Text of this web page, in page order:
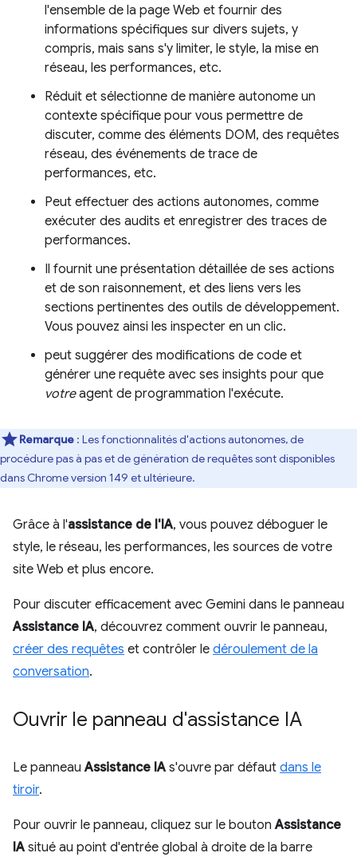
l'ensemble de la page Web et fournir des
informations spécifiques sur divers sujets, y
compris, mais sans s'y limiter, le style, la mise en
réseau, les performances, etc.
Réduit et sélectionne de manière autonome un
contexte spécifique pour vous permettre de
discuter, comme des éléments DOM, des requêtes
réseau, des événements de trace de
performances, etc.
Peut effectuer des actions autonomes, comme
exécuter des audits et enregistrer des traces de
performances.
Il fournit une présentation détaillée de ses actions
et de son raisonnement, et des liens vers les
sections pertinentes des outils de développement.
Vous pouvez ainsi les inspecter en un clic.
peut suggérer des modifications de code et
générer une requête avec ses insights pour que
votreagent de programmation l'exécute.
Remarque : Les fonctionnalités d'actions autonomes, de
procédure pas à pas et de génération de requêtes sont disponibles
dans Chrome version 149 et ultérieure.
Grâce à l'assistance de l'IA, vous pouvez déboguer le
style, le réseau, les performances, les sources de votre
site Web et plus encore.
Pour discuter efficacement avec Gemini dans le panneau
Assistance IA, découvrez comment ouvrir le panneau,
créer des requêtes et contrôler le déroulement de la
conversation.
Ouvrir le panneau d'assistance IA
Le panneauAssistance IA s'ouvre par défaut dans le
tiroir.
Pour ouvrir le panneau, cliquez sur le boutonAssistance
IA situé au point d'entrée global à droite de la barre